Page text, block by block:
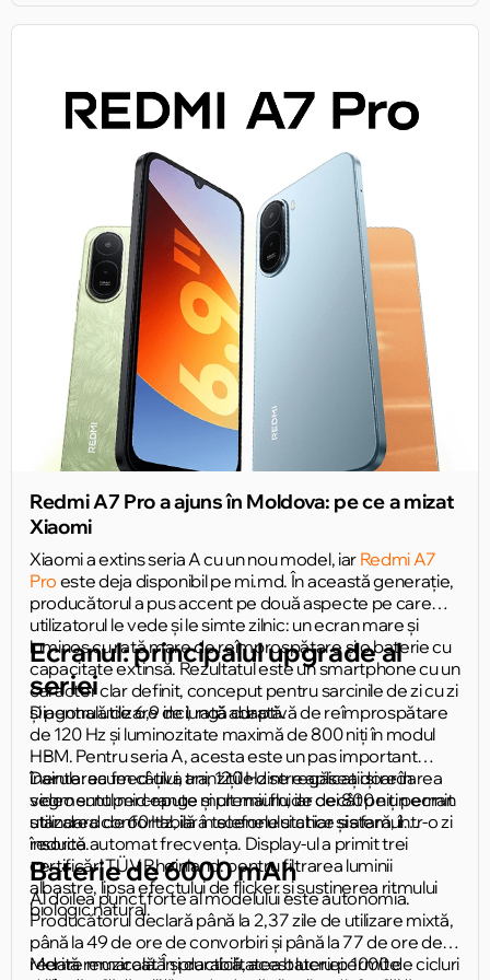
Redmi A7 Pro a ajuns în Moldova: pe ce a mizat
Xiaomi
Xiaomi a extins seria A cu un nou model, iar Redmi A7
Pro este deja disponibil pe mi.md. În această generație,
producătorul a pus accent pe două aspecte pe care
utilizatorul le vede și le simte zilnic: un ecran mare și
luminos cu rată mare de reîmprospătare și o baterie cu
capacitate extinsă. Rezultatul este un smartphone cu un
caracter clar definit, conceput pentru sarcinile de zi cu zi
și pentru utilizare de lungă durată.
Ecranul: principalul upgrade al
seriei
Diagonală de 6,9 inci, rată adaptivă de reîmprospătare
de 120 Hz și luminozitate maximă de 800 niți în modul
HBM. Pentru seria A, acesta este un pas important
înainte: acum câțiva ani, 120 Hz se regăsea doar în
segmentul mid-range și premium, iar cei 800 niți permit
utilizarea confortabilă a telefonului chiar și afară, într-o zi
însorită.
Derularea feed-ului, tranzițiile dintre aplicații și redarea
video sunt percepute mult mai fluide decât pe un ecran
standard de 60 Hz, iar în scenele statice sistemul
reduce automat frecvența. Display-ul a primit trei
certificări TÜV Rheinland: pentru filtrarea luminii
albastre, lipsa efectului de flicker și susținerea ritmului
biologic natural.
Baterie de 6000 mAh
Al doilea punct forte al modelului este autonomia.
Producătorul declară până la 2,37 zile de utilizare mixtă,
până la 49 de ore de convorbiri și până la 77 de ore de
redare muzicală. În practică, acest lucru permite
Merită remarcată și durabilitatea bateriei: 1000 de cicluri